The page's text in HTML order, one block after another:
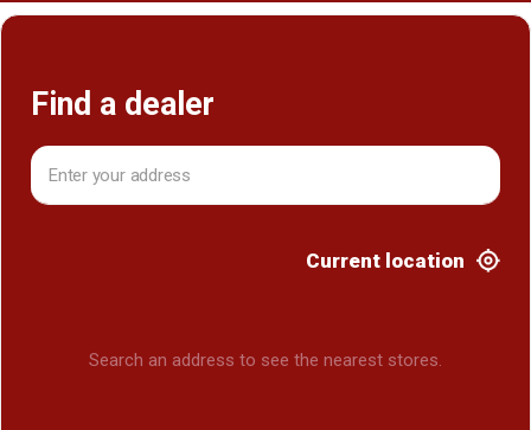
Find a dealer
Current location
Search an address to see the nearest stores.